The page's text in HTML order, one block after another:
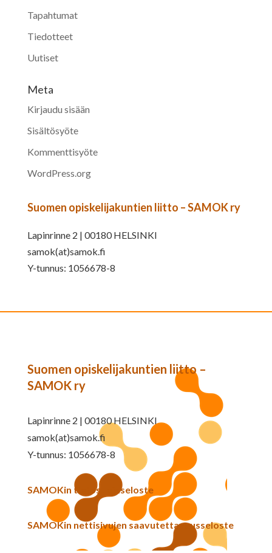
Tapahtumat
Tiedotteet
Uutiset
Meta
Kirjaudu sisään
Sisältösyöte
Kommenttisyöte
WordPress.org
Suomen opiskelijakuntien liitto – SAMOK ry
Lapinrinne 2 | 00180 HELSINKI
samok(at)samok.fi
Y-tunnus: 1056678-8
Suomen opiskelijakuntien liitto –
SAMOK ry
Lapinrinne 2 | 00180 HELSINKI
samok(at)samok.fi
Y-tunnus: 1056678-8
SAMOKin tietosuojaseloste
SAMOKin nettisivujen saavutettavuusseloste